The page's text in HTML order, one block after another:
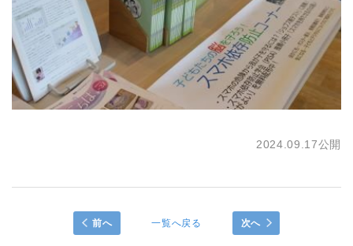
2024.09.17公開
前へ 一覧へ戻る 次へ